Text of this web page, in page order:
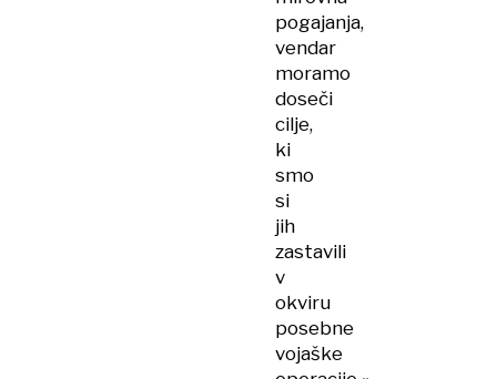
pogajanja,
vendar
moramo
doseči
cilje,
ki
smo
si
jih
zastavili
v
okviru
posebne
vojaške